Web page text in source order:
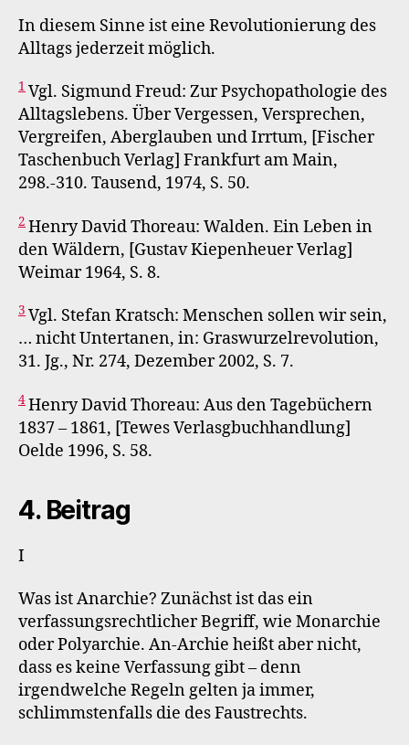
In diesem Sinne ist eine Revolutionierung des
Alltags jederzeit möglich.
1 Vgl. Sigmund Freud: Zur Psychopathologie des
Alltagslebens. Über Vergessen, Versprechen,
Vergreifen, Aberglauben und Irrtum, [Fischer
Taschenbuch Verlag] Frankfurt am Main,
298.-310. Tausend, 1974, S. 50.
2 Henry David Thoreau: Walden. Ein Leben in
den Wäldern, [Gustav Kiepenheuer Verlag]
Weimar 1964, S. 8.
3 Vgl. Stefan Kratsch: Menschen sollen wir sein,
… nicht Untertanen, in: Graswurzelrevolution,
31. Jg., Nr. 274, Dezember 2002, S. 7.
4Henry David Thoreau: Aus den Tagebüchern
1837 – 1861, [Tewes Verlasgbuchhandlung]
Oelde 1996, S. 58.
4. Beitrag
I
Was ist Anarchie? Zunächst ist das ein
verfassungsrechtlicher Begriff, wie Monarchie
oder Polyarchie. An-Archie heißt aber nicht,
dass es keine Verfassung gibt – denn
irgendwelche Regeln gelten ja immer,
schlimmstenfalls die des Faustrechts.